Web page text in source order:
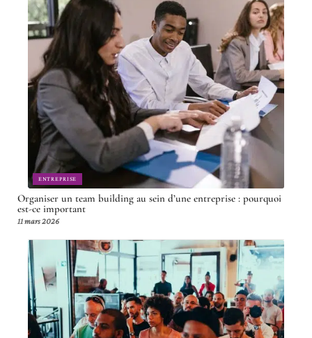
ENTREPRISE
Organiser un team building au sein d’une entreprise : pourquoi
est-ce important
11 mars 2026